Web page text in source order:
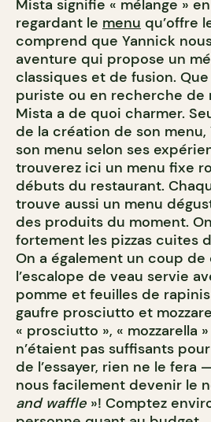
Mista signifie « mélange »
regardant le menu qu’offre
comprend que Yannick
aventure qui propose un
classiques et de fusion.
puriste ou en recherche de
Mista a de quoi charmer.
de la création de son
son menu selon ses
trouverez ici un menu fixe
débuts du restaurant.
trouve aussi un menu
des produits du moment.
fortement les pizzas cuites
On a également un coup
l’escalope de veau servie
pomme et feuilles de
gaufre prosciutto et
« prosciutto », « mozzarella
n’étaient pas suffisants
de l’essayer, rien ne le fera
nous facilement devenir le
and waffle »! Comptez